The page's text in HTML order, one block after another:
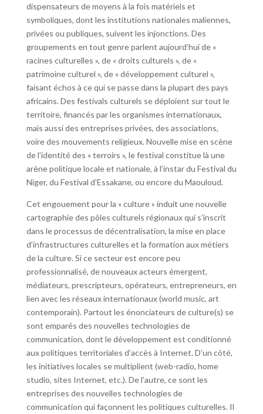
dispensateurs de moyens à la fois matériels et
symboliques, dont les institutions nationales maliennes,
privées ou publiques, suivent les injonctions. Des
groupements en tout genre parlent aujourd’hui de «
racines culturelles », de « droits culturels », de «
patrimoine culturel », de « développement culturel »,
faisant échos à ce qui se passe dans la plupart des pays
africains. Des festivals culturels se déploient sur tout le
territoire, financés par les organismes internationaux,
mais aussi des entreprises privées, des associations,
voire des mouvements religieux. Nouvelle mise en scène
de l’identité des « terroirs », le festival constitue là une
arène politique locale et nationale, à l’instar du Festival du
Niger, du Festival d’Essakane, ou encore du Maouloud.
Cet engouement pour la « culture » induit une nouvelle
cartographie des pôles culturels régionaux qui s’inscrit
dans le processus de décentralisation, la mise en place
d’infrastructures culturelles et la formation aux métiers
de la culture. Si ce secteur est encore peu
professionnalisé, de nouveaux acteurs émergent,
médiateurs, prescripteurs, opérateurs, entrepreneurs, en
lien avec les réseaux internationaux (world music, art
contemporain). Partout les énonciateurs de culture(s) se
sont emparés des nouvelles technologies de
communication, dont le développement est conditionné
aux politiques territoriales d’accès à Internet. D’un côté,
les initiatives locales se multiplient (web-radio, home
studio, sites Internet, etc.). De l’autre, ce sont les
entreprises des nouvelles technologies de
communication qui façonnent les politiques culturelles. Il